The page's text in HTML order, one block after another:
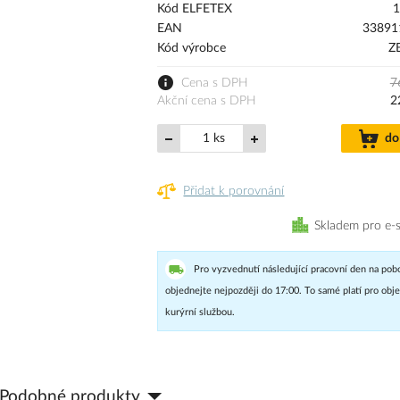
Kód ELFETEX
EAN
Kód výrobce
Cena s DPH
Akční cena s DPH
ks
Přidat k porovnání
Skladem pro e-
Pro vyzvednutí následující pracovní den na
objednejte nejpozději do 17:00. To samé platí pro
kurýrní službou.